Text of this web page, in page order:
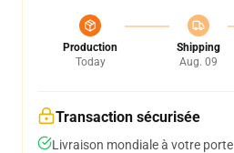
Production
Today
Shipping
Aug. 09
Transaction sécurisée
Livraison mondiale à votre porte